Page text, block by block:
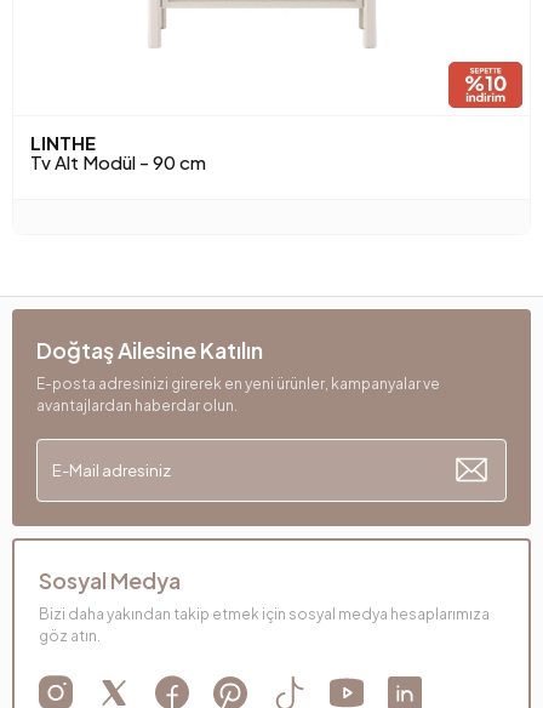
LINTHE
Tv Alt Modül - 90 cm
Doğtaş Ailesine Katılın
E-posta adresinizi girerek en yeni ürünler, kampanyalar ve
avantajlardan haberdar olun.
Sosyal Medya
Bizi daha yakından takip etmek için sosyal medya hesaplarımıza
göz atın.